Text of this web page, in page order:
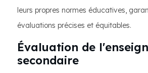
leurs propres normes éducatives,
évaluations précises et équitables.
Évaluation de
secondaire